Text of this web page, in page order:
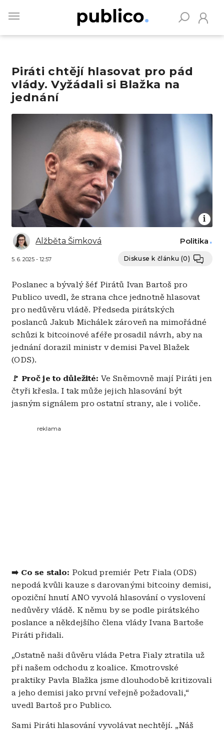
main
Piráti chtějí hlasovat pro pád
vlády. Vyžádali si Blažka na
jednání
Obrázek
Alžběta Šimková
5. 6. 2025 - 12:57
Politika
Diskuse k článku (0)
Poslanec a bývalý šéf Pirátů Ivan Bartoš pro
Publico uvedl, že strana chce jednotně hlasovat
pro nedůvěru vládě. Předseda pirátských
poslanců Jakub Michálek zároveň na mimořádné
schůzi k bitcoinové aféře prosadil návrh, aby na
jednání dorazil ministr v demisi Pavel Blažek
(ODS).
🚩 Proč je to důležité: Ve Sněmovně mají Piráti jen
čtyři křesla. I tak může jejich hlasování být
jasným signálem pro ostatní strany, ale i voliče.
reklama
➡️ Co se stalo: Pokud premiér Petr Fiala (ODS)
nepodá kvůli kauze s darovanými bitcoiny demisi,
opoziční hnutí ANO vyvolá hlasování o vyslovení
nedůvěry vládě. K němu by se podle pirátského
poslance a někdejšího člena vlády Ivana Bartoše
Piráti přidali.
„Ostatně naši důvěru vláda Petra Fialy ztratila už
při našem odchodu z koalice. Kmotrovské
praktiky Pavla Blažka jsme dlouhodobě kritizovali
a jeho demisi jako první veřejně požadovali,“
uvedl Bartoš pro Publico.
Sami Piráti hlasování vyvolávat nechtějí. „Náš
Vyhledávejte na Publiku